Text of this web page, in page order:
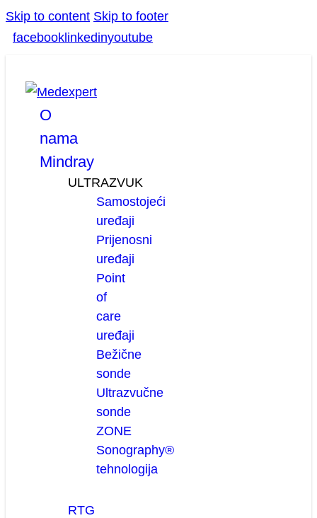
Skip to content Skip to footer
facebook linkedinyoutube
O
nama
Mindray
ULTRAZVUK
Samostojeći
uređaji
Prijenosni
uređaji
Point
of
care
uređaji
Bežične
sonde
Ultrazvučne
sonde
ZONE
Sonography®
tehnologija
RTG